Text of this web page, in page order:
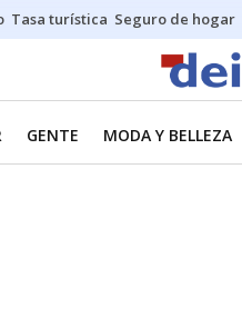
Tasa turística Seguro de hogar
GENTE MODA Y BELLEZA